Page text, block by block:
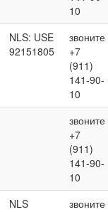
10
NLS: USE
92151805
звоните
+7
(911)
141-90-
10
звоните
+7
(911)
141-90-
10
NLS
звоните